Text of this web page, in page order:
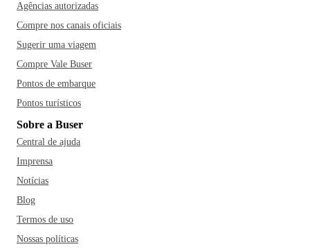
Agências autorizadas
Compre nos canais oficiais
Sugerir uma viagem
Compre Vale Buser
Pontos de embarque
Pontos turísticos
Sobre a Buser
Central de ajuda
Imprensa
Notícias
Blog
Termos de uso
Nossas políticas